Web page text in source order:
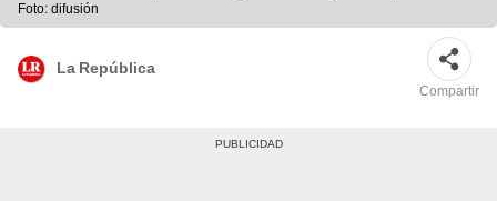
Foto: difusión
La República
Compartir